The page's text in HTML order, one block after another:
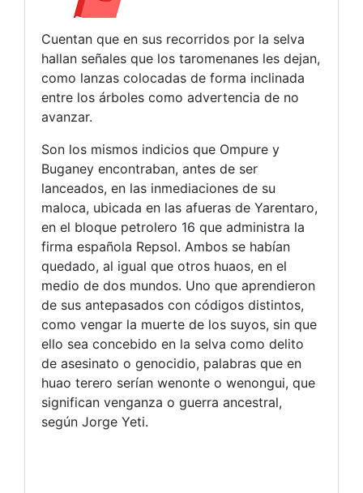
Cuentan que en sus recorridos por la selva
hallan señales que los taromenanes les dejan,
como lanzas colocadas de forma inclinada
entre los árboles como advertencia de no
avanzar.
Son los mismos indicios que Ompure y
Buganey encontraban, antes de ser
lanceados, en las inmediaciones de su
maloca, ubicada en las afueras de Yarentaro,
en el bloque petrolero 16 que administra la
firma española Repsol. Ambos se habían
quedado, al igual que otros huaos, en el
medio de dos mundos. Uno que aprendieron
de sus antepasados con códigos distintos,
como vengar la muerte de los suyos, sin que
ello sea concebido en la selva como delito
de asesinato o genocidio, palabras que en
huao terero serían wenonte o wenongui, que
significan venganza o guerra ancestral,
según Jorge Yeti.